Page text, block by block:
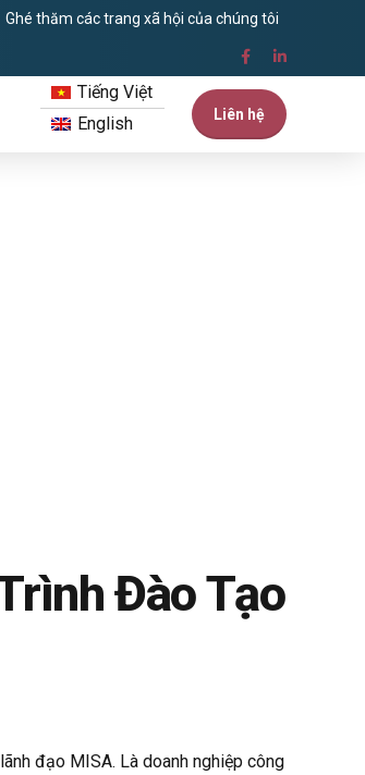
Ghé thăm các trang xã hội của chúng tôi
Tiếng Việt
English
Liên hệ
Đào Tạo
đạo MISA. Là doanh nghiệp công